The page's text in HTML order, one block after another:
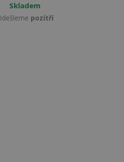
Skladem
pozítří